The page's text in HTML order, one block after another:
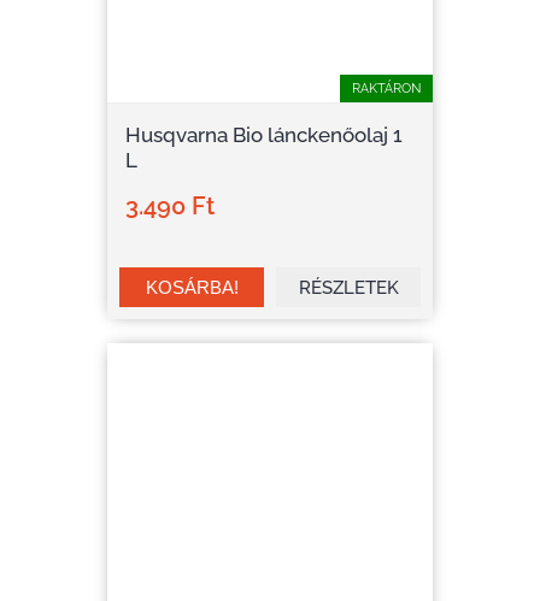
RAKTÁRON
Husqvarna Bio lánckenőolaj 1
L
3.490 Ft
RÉSZLETEK